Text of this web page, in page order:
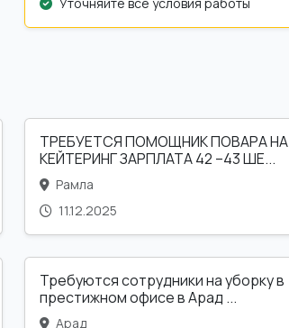
ТРЕБУЕТСЯ ПОМОЩНИК ПОВАРА НА
КЕЙТЕРИНГ ЗАРПЛАТА 42 –43 ШЕ...
Рамла
11.12.2025
Требуются сотрудники на уборку в
престижном офисе в Арад ...
Арад